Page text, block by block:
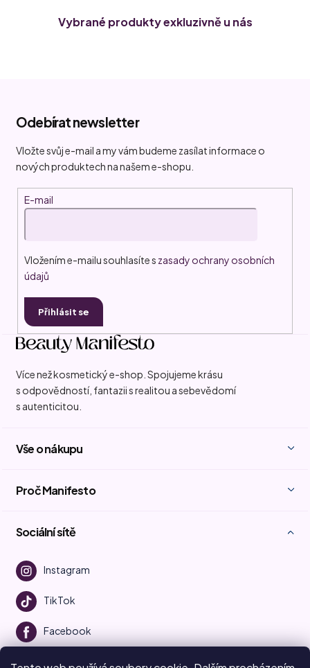
Vybrané produkty exkluzivně u nás
Odebírat newsletter
Vložte svůj e-mail a my vám budeme zasílat informace o
nových produktech na našem e-shopu.
E-mail
Vložením e-mailu souhlasíte s zasady ochrany osobních
údajů
Přihlásit se
Více než kosmetický e-shop. Spojujeme krásu
s odpovědností, fantazii s realitou a sebevědomí
s autenticitou.
Vše o nákupu
Proč Manifesto
Sociální sítě
Instagram
TikTok
Facebook
Youtube